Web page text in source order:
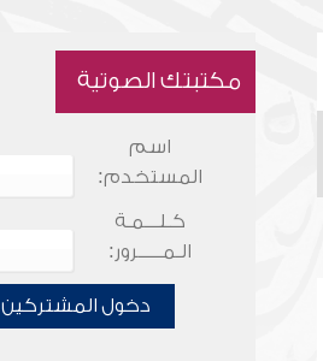
مكتبتك الصوتية
اسم
المستخدم:
كـلـــمـة
الـمـــــرور:
دخول المشتركين